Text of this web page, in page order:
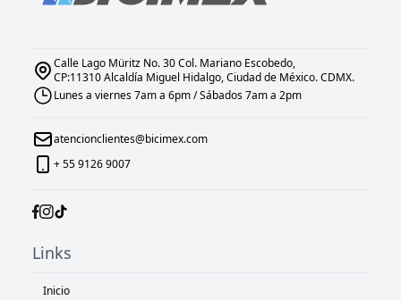
Calle Lago Müritz No. 30 Col. Mariano Escobedo,
CP:11310 Alcaldía Miguel Hidalgo, Ciudad de México. CDMX.
Lunes a viernes 7am a 6pm / Sábados 7am a 2pm
atencionclientes@bicimex.com
+ 55 9126 9007
Links
Inicio